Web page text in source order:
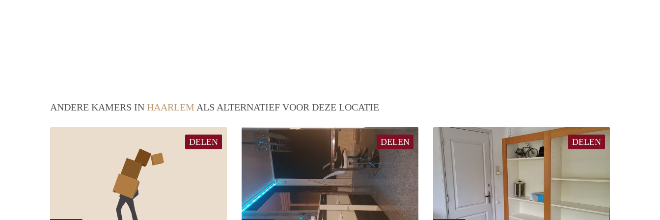
ANDERE KAMERS IN HAARLEM ALS ALTERNATIEF VOOR DEZE LOCATIE
DELEN DELEN DELEN